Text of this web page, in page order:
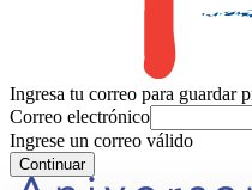
Ingresa tu correo para guardar
Correo electrónico
Ingrese un correo válido
Continuar